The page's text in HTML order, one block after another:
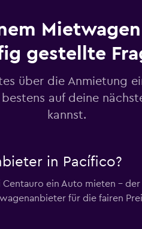
prüfen
prüfen
gestellte
über die Anmietung
auf deine
kannst.
in Pacífico?
ein Auto mieten –
für die fairen